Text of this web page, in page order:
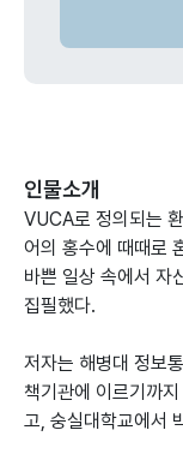
인물소개
VUCA로 정의되는
어의 홍수에 때때로
바쁜 일상 속에서 자
집필했다.
저자는 해병대 정보
책기관에 이르기까
고, 숭실대학교에서